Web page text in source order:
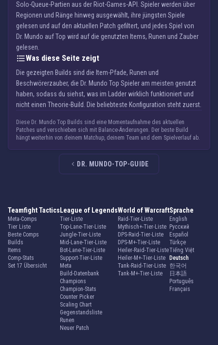
Solo-Queue-Partien aus der Riot-Games-API. Spieler werden über
Regionen und Ränge hinweg ausgewählt, ihre jüngsten Spiele
gelesen und auf den aktuellen Patch gefiltert, und jedes Spiel von
Dr. Mundo auf Top wird auf die genutzten Items, Runen und Zauber
gelesen.
Was diese Seite zeigt
Die gezeigten Builds sind die Item-Pfade, Runen und
Beschwörerzauber, die Dr. Mundo Top Spieler am meisten genutzt
haben, sodass du siehst, was im Ladder wirklich funktioniert und
nicht einen Theorie-Build. Die beliebteste Konfiguration steht zuerst.
Diese Dr. Mundo Top Builds sind eine Momentaufnahme des aktuellen
Patches und verschieben sich mit Balance-Änderungen. Der beste Build
hängt weiterhin von deinem Matchup, deinem Team und dem Spielverlauf ab.
DR. MUNDO-TOP-GUIDE
Teamfight Tactics
Meta-Comps
Tier Liste
Beste Comps
Builds
Items
Comp-Stats
Set 17 Übersicht
League of Legends
Tier-Liste
Top-Lane-Tier-Liste
Jungle-Tier-Liste
Mid-Lane-Tier-Liste
Bot-Lane-Tier-Liste
Support-Tier-Liste
Meta
Build-Datenbank
Champions
Champion-Stats
Counter Picker
Scaling Chart
Gegenstandsliste
Runen
Neuer Patch
World of Warcraft
Raid-Tier-Liste
Mythisch+-Tier-Liste
DPS-Raid-Tier-Liste
DPS-M+-Tier-Liste
Heiler-Raid-Tier-Liste
Heiler-M+-Tier-Liste
Tank-Raid-Tier-Liste
Tank-M+-Tier-Liste
Sprache
English
Русский
Español
Türkçe
Tiếng Việt
Deutsch
한국어
日本語
Português
Français